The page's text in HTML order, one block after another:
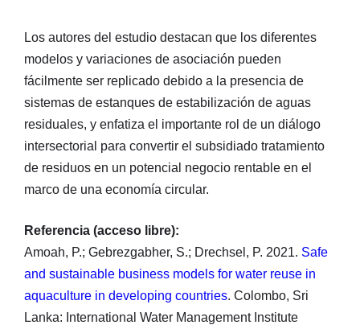
Los autores del estudio destacan que los diferentes
modelos y variaciones de asociación pueden
fácilmente ser replicado debido a la presencia de
sistemas de estanques de estabilización de aguas
residuales, y enfatiza el importante rol de un diálogo
intersectorial para convertir el subsidiado tratamiento
de residuos en un potencial negocio rentable en el
marco de una economía circular.
Referencia (acceso libre):
Amoah, P.; Gebrezgabher, S.; Drechsel, P. 2021. Safe
and sustainable business models for water reuse in
aquaculture in developing countries. Colombo, Sri
Lanka: International Water Management Institute